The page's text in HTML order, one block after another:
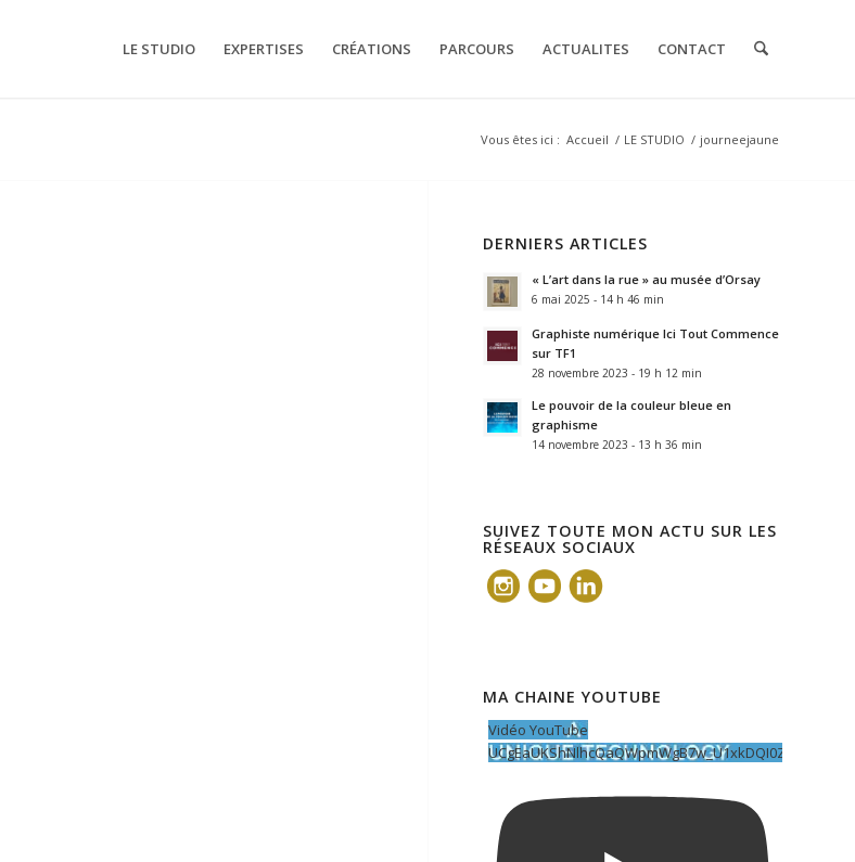
LE STUDIO EXPERTISES CRÉATIONS PARCOURS ACTUALITES CONTACT
Vous êtes ici : Accueil / LE STUDIO / journeejaune
DERNIERS ARTICLES
« L’art dans la rue » au musée d’Orsay
6 mai 2025 - 14 h 46 min
Graphiste numérique Ici Tout Commence
sur TF1
28 novembre 2023 - 19 h 12 min
Le pouvoir de la couleur bleue en
graphisme
14 novembre 2023 - 13 h 36 min
SUIVEZ TOUTE MON ACTU SUR LES
RÉSEAUX SOCIAUX
MA CHAINE YOUTUBE
Vidéo YouTube
UCgEaUKShNlhcQaQWpmWgB7w_U1xkDQI0ZOY